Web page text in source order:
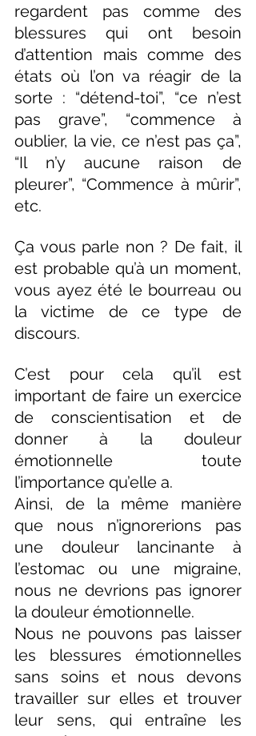
regardent pas comme des
blessures qui ont besoin
d’attention mais comme des
états où l’on va réagir de la
sorte : “détend-toi”, “ce n’est
pas grave”, “commence à
oublier, la vie, ce n’est pas ça”,
“Il n’y aucune raison de
pleurer”, “Commence à mûrir”,
etc.
Ça vous parle non ? De fait, il
est probable qu’à un moment,
vous ayez été le bourreau ou
la victime de ce type de
discours.
C’est pour cela qu’il est
important de faire un exercice
de conscientisation et de
donner à la douleur
émotionnelle toute
l’importance qu’elle a.
Ainsi, de la même manière
que nous n’ignorerions pas
une douleur lancinante à
l’estomac ou une migraine,
nous ne devrions pas ignorer
la douleur émotionnelle.
Nous ne pouvons pas laisser
les blessures émotionnelles
sans soins et nous devons
travailler sur elles et trouver
leur sens, qui entraîne les